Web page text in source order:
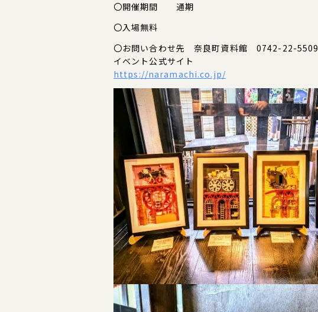
〇開催期間 通期
〇入場無料
〇お問い合わせ先 奈良町資料館 0742-22-5509
イベント公式サイト
https://naramachi.co.jp/